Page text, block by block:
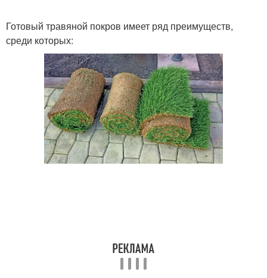
Готовый травяной покров имеет ряд преимуществ,
среди которых: